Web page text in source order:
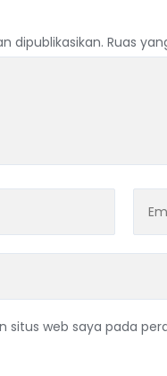
dipublikasikan. Ruas
situs web saya pada